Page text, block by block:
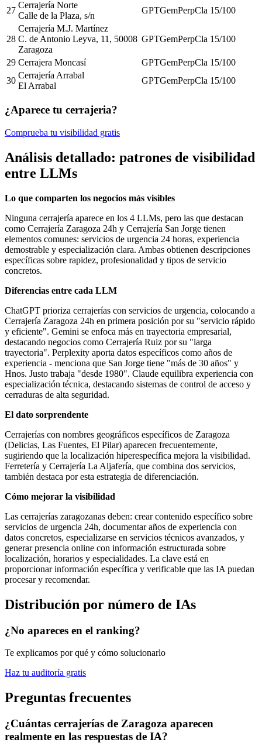
27
Cerrajería Norte
Calle de la Plaza, s/n
GPTGemPerpCla 15/100
28
Cerrajería M.J. Martínez
C. de Antonio Leyva, 11, 50008
Zaragoza
GPTGemPerpCla 15/100
29 Cerrajera Moncasí GPTGemPerpCla 15/100
30
Cerrajería Arrabal
El Arrabal
GPTGemPerpCla 15/100
¿Aparece tu cerrajeria?
Comprueba tu visibilidad gratis
Análisis detallado: patrones de visibilidad
entre LLMs
Lo que comparten los negocios más visibles
Ninguna cerrajería aparece en los 4 LLMs, pero las que destacan
como Cerrajería Zaragoza 24h y Cerrajería San Jorge tienen
elementos comunes: servicios de urgencia 24 horas, experiencia
demostrable y especialización clara. Ambas obtienen descripciones
específicas sobre rapidez, profesionalidad y tipos de servicio
concretos.
Diferencias entre cada LLM
ChatGPT prioriza cerrajerías con servicios de urgencia, colocando a
Cerrajería Zaragoza 24h en primera posición por su "servicio rápido
y eficiente". Gemini se enfoca más en trayectoria empresarial,
destacando negocios como Cerrajería Ruiz por su "larga
trayectoria". Perplexity aporta datos específicos como años de
experiencia - menciona que San Jorge tiene "más de 30 años" y
Hnos. Justo trabaja "desde 1980". Claude equilibra experiencia con
especialización técnica, destacando sistemas de control de acceso y
cerraduras de alta seguridad.
El dato sorprendente
Cerrajerías con nombres geográficos específicos de Zaragoza
(Delicias, Las Fuentes, El Pilar) aparecen frecuentemente,
sugiriendo que la localización hiperespecífica mejora la visibilidad.
Ferretería y Cerrajería La Aljafería, que combina dos servicios,
también destaca por esta estrategia de diferenciación.
Cómo mejorar la visibilidad
Las cerrajerías zaragozanas deben: crear contenido específico sobre
servicios de urgencia 24h, documentar años de experiencia con
datos concretos, especializarse en servicios técnicos avanzados, y
generar presencia online con información estructurada sobre
localización, horarios y especialidades. La clave está en
proporcionar información específica y verificable que las IA puedan
procesar y recomendar.
Distribución por número de IAs
¿No apareces en el ranking?
Te explicamos por qué y cómo solucionarlo
Haz tu auditoría gratis
Preguntas frecuentes
¿Cuántas cerrajerías de Zaragoza aparecen
realmente en las respuestas de IA?